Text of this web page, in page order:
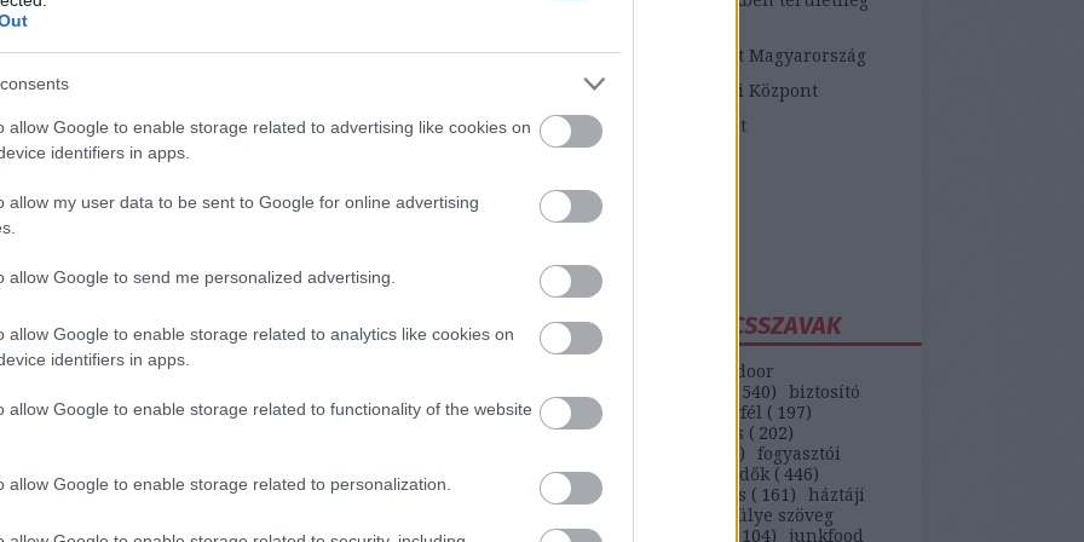
allow Google to enable storage related to advertising like cookies on
identifiers in apps.
allow my user data to be sent to Google for online advertising
allow Google to send me personalized advertising.
allow Google to enable storage related to analytics like cookies on
identifiers in apps.
allow Google to enable storage related to functionality of the website
allow Google to enable storage related to personalization.
egy egész dömpert a
hatására manapság már egészséges
intézem napi teendőimet.
is látni, amelyekben
szembesül az egyszeri
szeretném bővíteni a sajátommal.
egy
Sajnos már csak otthon, a vásárlásból
meg volt repedve és letörése esetén
utódunkon. Megpróbálták
nem vezetett eredményre.
Kft-t és érdeklődtem, hogy van-e
ellenében.
Európai Fogyasztói Központ Magyarország
Pénzügyi Fogyasztóvédelmi Központ
Pénzügyi Békéltető Testület
TudatosVásárló.hu
Fogyasztóvédő Alapítvány
Mintawebáruház
A LEGGYAKORIBB KULCSSZAVAK
backdoor
540) biztosító
(171 ) bkv 133 boldog ügyfél ( 197)
bűncselekmény
csalás ( 202)
) fogyasztói
(442) gvti-fogyasztóvédők ( 446)
gyerek
149) házhozszállítás ( 161 ) háztáji
hülye szöveg
) internet 104)
junkfood